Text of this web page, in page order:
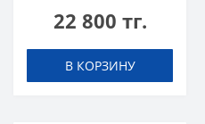
22 800 тг.
В КОРЗИНУ